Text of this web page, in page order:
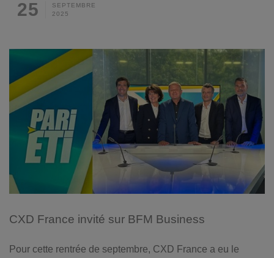
SEPTEMBRE
25 2025
CXD France invité sur BFM Business
Pour cette rentrée de septembre, CXD France a eu le